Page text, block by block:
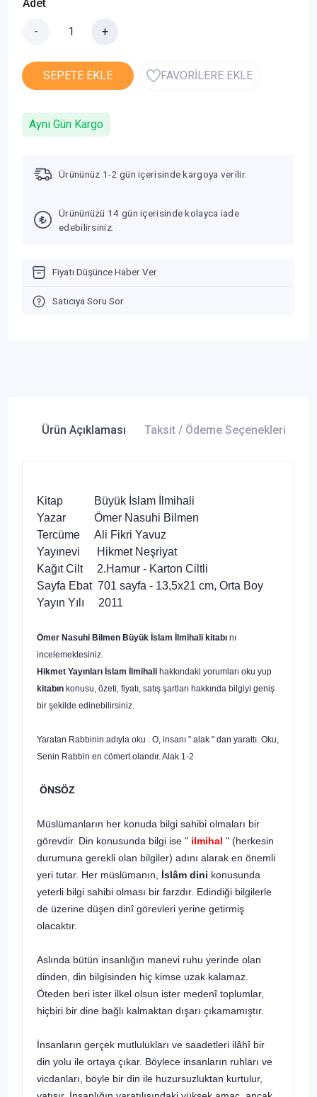
Adet
- +
SEPETE EKLE FAVORİLERE EKLE
Aynı Gün Kargo
Ürününüz 1-2 gün içerisinde kargoya verilir.
Ürününüzü 14 gün içerisinde kolayca iade
edebilirsiniz.
Fiyatı Düşünce Haber Ver
Satıcıya Soru Sor
Ürün Açıklaması Taksit / Ödeme Seçenekleri
Kitap Büyük İslam İlmihali
Yazar Ömer Nasuhi Bilmen
Tercüme Ali Fikri Yavuz
Yayınevi Hikmet Neşriyat
Kağıt Cilt 2.Hamur - Karton Ciltli
Sayfa Ebat 701 sayfa - 13,5x21 cm, Orta Boy
Yayın Yılı 2011
Ömer Nasuhi Bilmen Büyük İslam İlmihali kitabı nı
incelemektesiniz.
Hikmet Yayınları İslam İlmihali hakkındaki yorumları oku yup
kitabın konusu, özeti, fiyatı, satış şartları hakkında bilgiyi geniş
bir şekilde edinebilirsiniz.
Yaratan Rabbinin adıyla oku . O, insanı " alak " dan yarattı. Oku,
Senin Rabbin en cömert olandır. Alak 1-2
ÖNSÖZ
Müslümanların her konuda bilgi sahibi olmaları bir
görevdir. Din konusunda bilgi ise " ilmihal " (herkesin
durumuna gerekli olan bilgi­ler) adını alarak en önemli
yeri tutar. Her müslümanın, İslâm dini ko­nusunda
yeterli bilgi sahibi olması bir farzdır. Edindiği bilgilerle
de üzerine düşen dinî görevleri yerine getirmiş
olacaktır.
Aslında bütün insanlığın manevi ruhu yerinde olan
dinden, din bilgisinden hiç kimse uzak kalamaz.
Öteden beri ister ilkel olsun ister medenî toplumlar,
hiçbiri bir dine bağlı kalmaktan dışarı çıkamamıştır.
İnsanların gerçek mutlulukları ve saadetleri ilâhî bir
din yolu ile ortaya çıkar. Böylece insanların ruhları ve
vicdanları, böyle bir din ile huzursuzluktan kurtulur,